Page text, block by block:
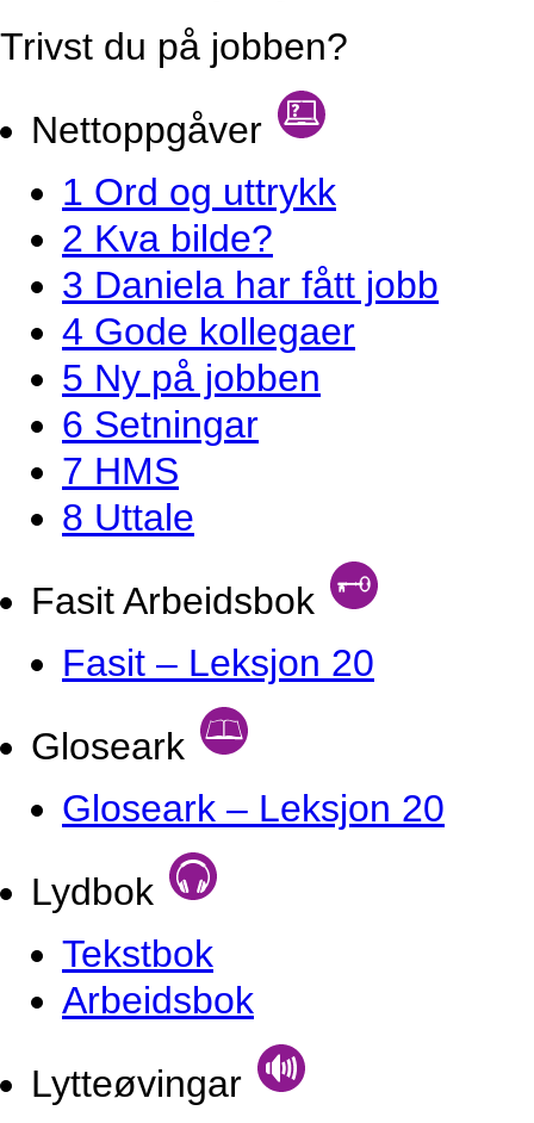
Trivst du på jobben?
Nettoppgåver
1 Ord og uttrykk
2 Kva bilde?
3 Daniela har fått jobb
4 Gode kollegaer
5 Ny på jobben
6 Setningar
7 HMS
8 Uttale
Fasit Arbeidsbok
Fasit – Leksjon 20
Gloseark
Gloseark – Leksjon 20
Lydbok
Tekstbok
Arbeidsbok
Lytteøvingar